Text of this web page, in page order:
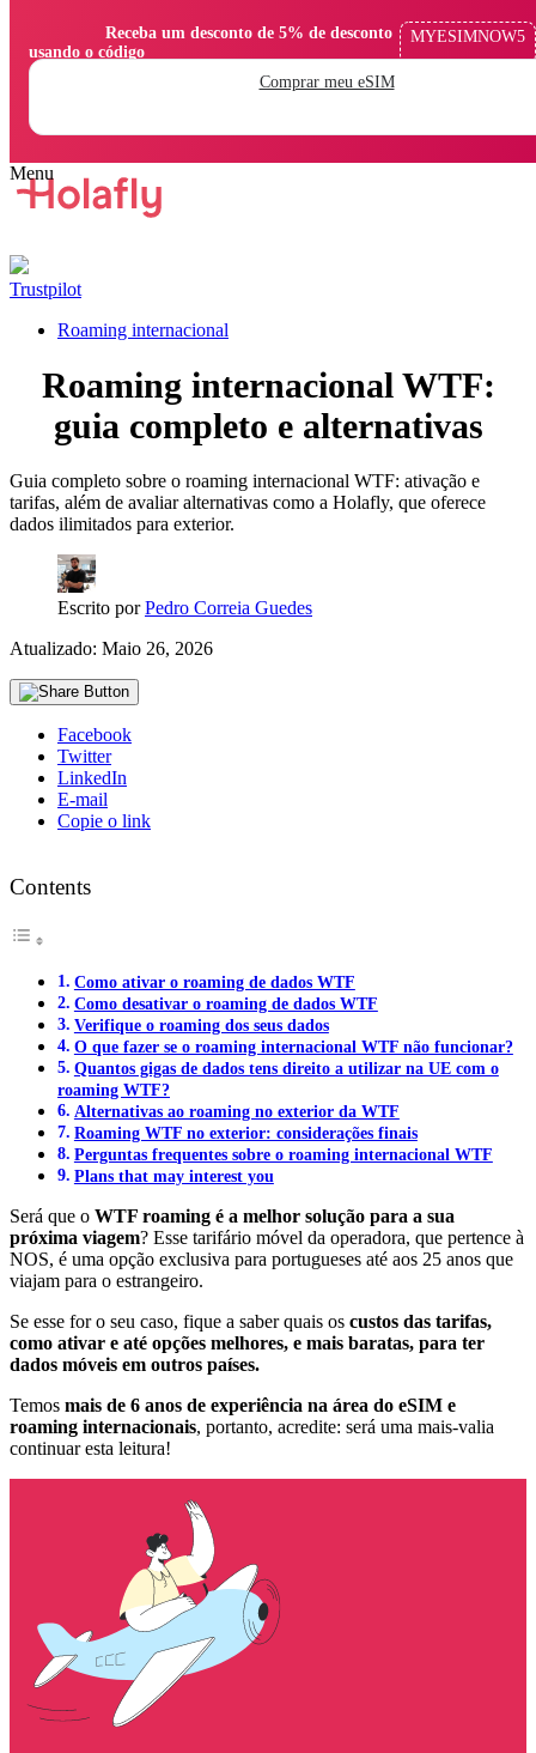
usando o código
MYESIMNOW5
Comprar meu eSIM
Trustpilot
Roaming internacional
Roaming internacional WTF:
guia completo e alternativas
Guia completo sobre o roaming internacional WTF: ativação e
tarifas, além de avaliar alternativas como a Holafly, que oferece
dados ilimitados para exterior.
Escrito porPedro Correia Guedes
Atualizado: Maio 26, 2026
Facebook
Twitter
LinkedIn
E-mail
Copie o link
Contents
Como ativar o roaming de dados WTF
Como desativar o roaming de dados WTF
Verifique o roaming dos seus dados
O que fazer se o roaming internacional WTF não funcionar?
Quantos gigas de dados tens direito a utilizar na UE com o
roaming WTF?
Alternativas ao roaming no exterior da WTF
Roaming WTF no exterior: considerações finais
Perguntas frequentes sobre o roaming internacional WTF
Plans that may interest you
Será que o WTF roaming é a melhor solução para a sua
próxima viagem? Esse tarifário móvel da operadora, que pertence à
NOS, é uma opção exclusiva para portugueses até aos 25 anos que
viajam para o estrangeiro.
Se esse for o seu caso, fique a saber quais os custos das tarifas,
como ativar e até opções melhores, e mais baratas, para ter
dados móveis em outros países.
Temos mais de 6 anos de experiência na área do eSIM e
roaming internacionais, portanto, acredite: será uma mais-valia
continuar esta leitura!